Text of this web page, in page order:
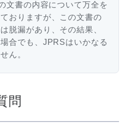
文書の内容について万全を
おりますが、この文書の
脱漏があり、その結果、
合でも、JPRSはいかなる
ん。
問